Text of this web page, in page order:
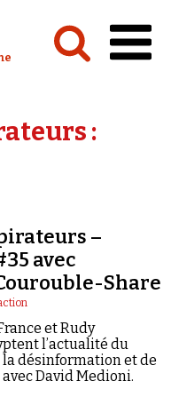
:
:
–
avec
Share
et Rudy
l’actualité du
désinformation et de
David Medioni.